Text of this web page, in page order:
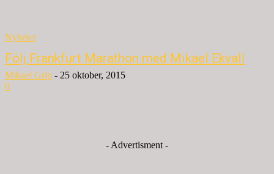
Nyheter
Följ Frankfurt Marathon med Mikael Ekvall
Mikael Grip - 25 oktober, 2015
0
- Advertisment -